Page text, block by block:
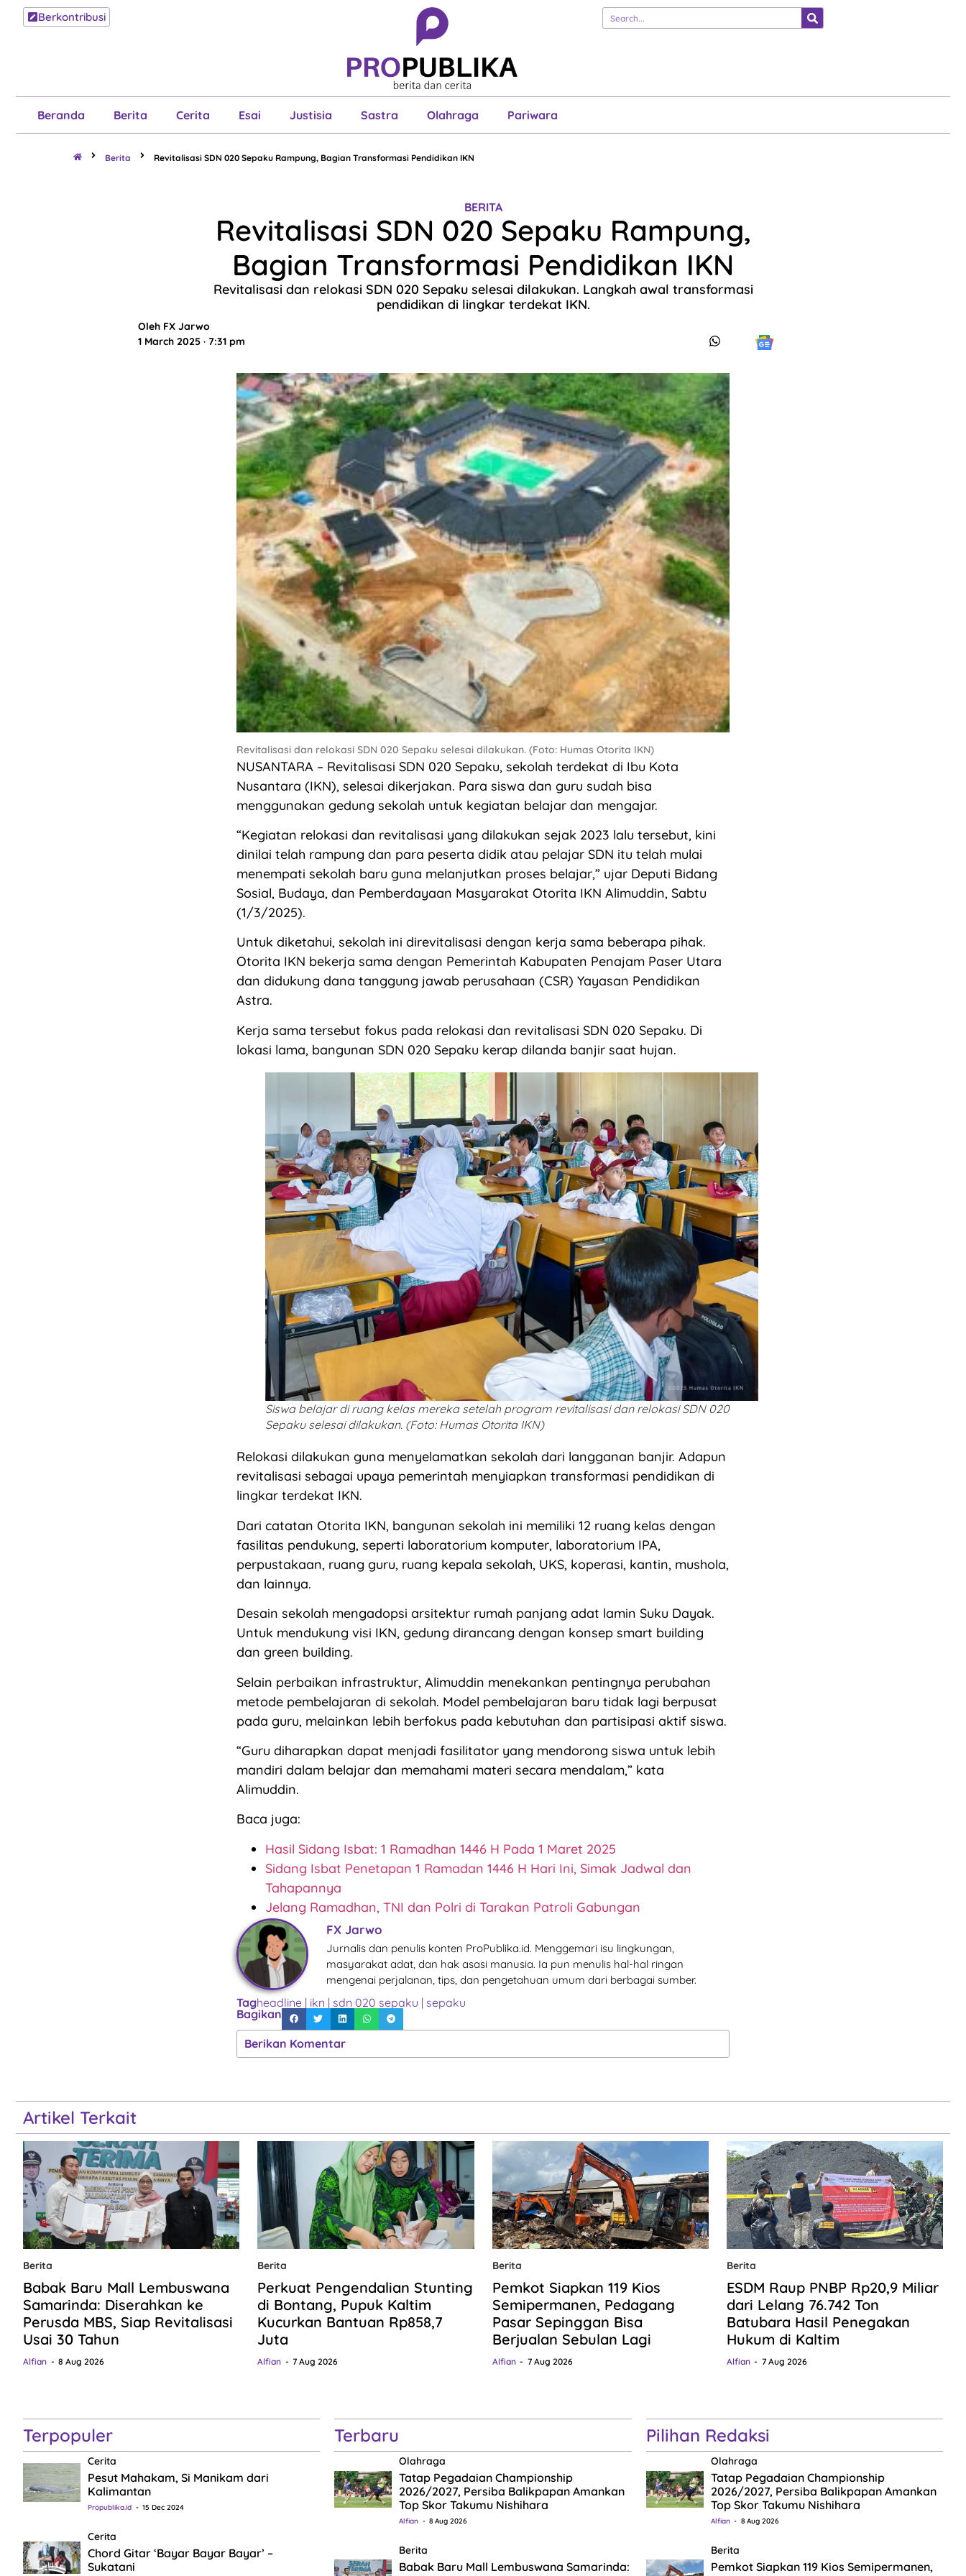
Berkontribusi
Beranda Berita Cerita Esai Justisia Sastra Olahraga Pariwara
Berita Cerita Esai Justisia
Pariwara
Berita Revitalisasi SDN 020 Sepaku Rampung, Bagian Transformasi Pendidikan IKN
BERITA
Revitalisasi SDN 020 Sepaku Rampung,
Bagian Transformasi Pendidikan IKN
Revitalisasi dan relokasi SDN 020 Sepaku selesai dilakukan. Langkah awal transformasi
pendidikan di lingkar terdekat IKN.
Oleh FX Jarwo
1 March 2025 · 7:31 pm
Revitalisasi dan relokasi SDN 020 Sepaku selesai dilakukan. (Foto: Humas Otorita IKN)
NUSANTARA – Revitalisasi SDN 020 Sepaku, sekolah terdekat di Ibu Kota
Nusantara (IKN), selesai dikerjakan. Para siswa dan guru sudah bisa
menggunakan gedung sekolah untuk kegiatan belajar dan mengajar.
“Kegiatan relokasi dan revitalisasi yang dilakukan sejak 2023 lalu tersebut, kini
dinilai telah rampung dan para peserta didik atau pelajar SDN itu telah mulai
menempati sekolah baru guna melanjutkan proses belajar,” ujar Deputi Bidang
Sosial, Budaya, dan Pemberdayaan Masyarakat Otorita IKN Alimuddin, Sabtu
(1/3/2025).
Untuk diketahui, sekolah ini direvitalisasi dengan kerja sama beberapa pihak.
Otorita IKN bekerja sama dengan Pemerintah Kabupaten Penajam Paser Utara
dan didukung dana tanggung jawab perusahaan (CSR) Yayasan Pendidikan
Astra.
Kerja sama tersebut fokus pada relokasi dan revitalisasi SDN 020 Sepaku. Di
lokasi lama, bangunan SDN 020 Sepaku kerap dilanda banjir saat hujan.
Siswa belajar di ruang kelas mereka setelah program revitalisasi dan relokasi SDN 020
Sepaku selesai dilakukan. (Foto: Humas Otorita IKN)
Relokasi dilakukan guna menyelamatkan sekolah dari langganan banjir. Adapun
revitalisasi sebagai upaya pemerintah menyiapkan transformasi pendidikan di
lingkar terdekat IKN.
Dari catatan Otorita IKN, bangunan sekolah ini memiliki 12 ruang kelas dengan
fasilitas pendukung, seperti laboratorium komputer, laboratorium IPA,
perpustakaan, ruang guru, ruang kepala sekolah, UKS, koperasi, kantin, mushola,
dan lainnya.
Desain sekolah mengadopsi arsitektur rumah panjang adat lamin Suku Dayak.
Untuk mendukung visi IKN, gedung dirancang dengan konsep smart building
dan green building.
Selain perbaikan infrastruktur, Alimuddin menekankan pentingnya perubahan
metode pembelajaran di sekolah. Model pembelajaran baru tidak lagi berpusat
pada guru, melainkan lebih berfokus pada kebutuhan dan partisipasi aktif siswa.
“Guru diharapkan dapat menjadi fasilitator yang mendorong siswa untuk lebih
mandiri dalam belajar dan memahami materi secara mendalam,” kata
Alimuddin.
Baca juga:
Hasil Sidang Isbat: 1 Ramadhan 1446 H Pada 1 Maret 2025
Sidang Isbat Penetapan 1 Ramadan 1446 H Hari Ini, Simak Jadwal dan
Tahapannya
Jelang Ramadhan, TNI dan Polri di Tarakan Patroli Gabungan
FX Jarwo
Jurnalis dan penulis konten ProPublika.id. Menggemari isu lingkungan,
masyarakat adat, dan hak asasi manusia. Ia pun menulis hal-hal ringan
mengenai perjalanan, tips, dan pengetahuan umum dari berbagai sumber.
Tagheadline | ikn | sdn 020 sepaku | sepaku
Bagikan
Berikan Komentar
Artikel Terkait
Berita
Babak Baru Mall Lembuswana
Samarinda: Diserahkan ke
Perusda MBS, Siap Revitalisasi
Usai 30 Tahun
Alfian 8 Aug 2026
Berita
Perkuat Pengendalian Stunting
di Bontang, Pupuk Kaltim
Kucurkan Bantuan Rp858,7
Juta
Alfian 7 Aug 2026
Berita
Pemkot Siapkan 119 Kios
Semipermanen, Pedagang
Pasar Sepinggan Bisa
Berjualan Sebulan Lagi
Alfian 7 Aug 2026
Berita
ESDM Raup PNBP Rp20,9 Miliar
dari Lelang 76.742 Ton
Batubara Hasil Penegakan
Hukum di Kaltim
Alfian 7 Aug 2026
Terpopuler
Cerita
Pesut Mahakam, Si Manikam dari
Kalimantan
Propublika.id 15 Dec 2024
Cerita
Chord Gitar ‘Bayar Bayar Bayar’ –
Sukatani
Terbaru
Olahraga
Tatap Pegadaian Championship
2026/2027, Persiba Balikpapan Amankan
Top Skor Takumu Nishihara
Alfian 8 Aug 2026
Berita
Babak Baru Mall Lembuswana Samarinda:
Pilihan Redaksi
Olahraga
Tatap Pegadaian Championship
2026/2027, Persiba Balikpapan Amankan
Top Skor Takumu Nishihara
Alfian 8 Aug 2026
Berita
Pemkot Siapkan 119 Kios Semipermanen,